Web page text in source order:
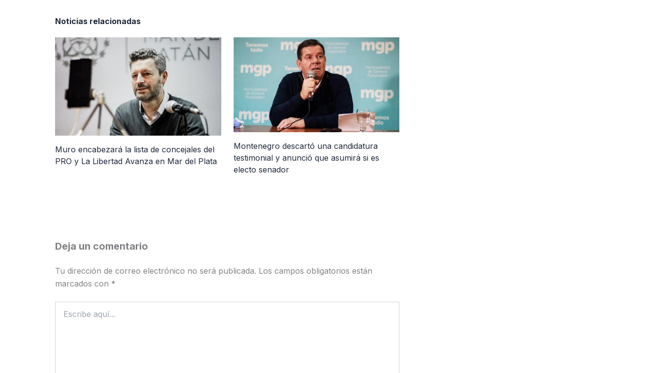
Noticias relacionadas
Muro encabezará la lista de concejales del
PRO y La Libertad Avanza en Mar del Plata
Montenegro descartó una candidatura
testimonial y anunció que asumirá si es
electo senador
Deja un comentario
Tu dirección de correo electrónico no será publicada. Los campos obligatorios están
marcados con *
aquí...